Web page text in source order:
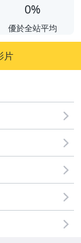
0%
優於全站平均
片